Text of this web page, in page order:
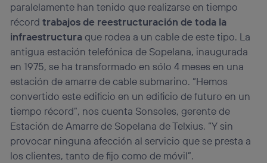
paralelamente han tenido que realizarse en tiempo
récordtrabajos de reestructuración de toda la
infraestructuraque rodea a un cable de este tipo. La
antigua estación telefónica de Sopelana, inaugurada
en 1975, se ha transformado en sólo 4 meses en una
estación de amarre de cable submarino. “Hemos
convertido este edificio en un edificio de futuro en un
tiempo récord”, nos cuenta Sonsoles, gerente de
Estación de Amarre de Sopelana de Telxius. “Y sin
provocar ninguna afección al servicio que se presta a
los clientes, tanto de fijo como de móvil”.